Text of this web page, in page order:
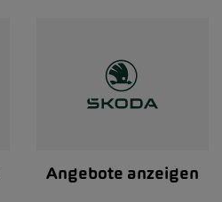
Angebote anzeigen